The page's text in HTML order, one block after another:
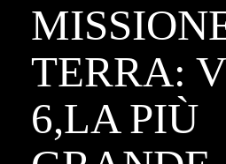
TERRA:
6,LA PIÙ